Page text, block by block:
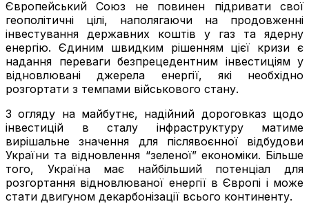
Європейський Союз не повинен підривати свої
геополітичні цілі, наполягаючи на продовженні
інвестування державних коштів у газ та ядерну
енергію. Єдиним швидким рішенням цієї кризи є
надання переваги безпрецедентним інвестиціям у
відновлювані джерела енергії, які необхідно
розгортати з темпами військового стану.
З огляду на майбутнє, надійний дороговказ щодо
інвестицій в сталу інфраструктуру матиме
вирішальне значення для післявоєнної відбудови
України та відновлення “зеленої” економіки. Більше
того, Україна має найбільший потенціал для
розгортання відновлюваної енергії в Європі і може
стати двигуном декарбонізації всього континенту.